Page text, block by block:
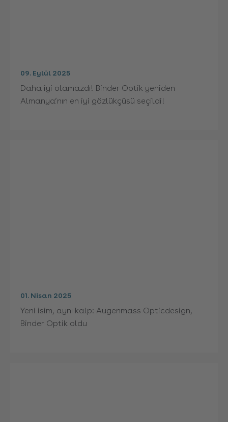
09. Eylül 2025
Daha iyi olamazdı! Binder Optik yeniden
Almanya’nın en iyi gözlükçüsü seçildi!
01. Nisan 2025
Yeni isim, aynı kalp: Augenmass Opticdesign,
Binder Optik oldu